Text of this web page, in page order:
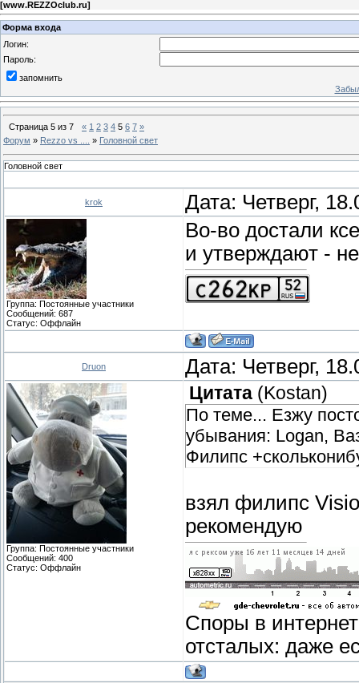
[www.REZZOclub.ru]
Форма входа
Логин:
Пароль:
запомнить
Страница 5 из 7 « 1 2 3 4 5 6 7 »
Форум » Rezzo vs .... » Головной свет
Головной свет
krok Дата: Четверг,
Группа: Постоянные участники
Сообщений: 687
Статус: Оффлайн
Во-во достали
и утверждают -
Druon Дата: Четверг,
Группа: Постоянные участники
Сообщений: 400
Статус: Оффлайн
Цитата (Kostan)
По теме... Езжу
убывания: Logan,
Филипс
взял филипс
рекомендую
Споры в
отсталых: даже